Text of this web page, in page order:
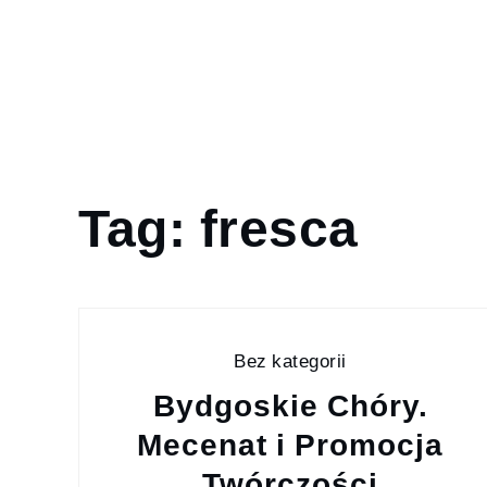
Blog
Tag: fresca
Bez kategorii
Bydgoskie Chóry.
Mecenat i Promocja